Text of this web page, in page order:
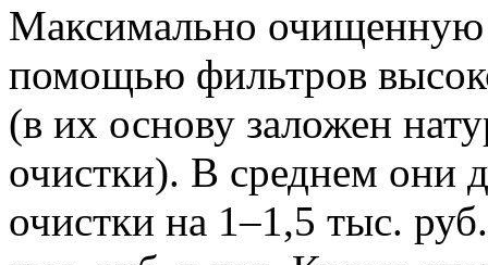
Максимально
помощью фильтров
(в их основу заложен
очистки). В среднем они
очистки на 1–1,5 тыс.